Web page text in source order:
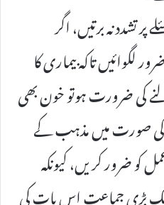
تشدد نہ برتیں، اگر
لگوائیں تاکہ بیماری کا
کی ضرورت ہوتو خون بھی
کی صورت میں مذہب کے
کو ضرور کریں، کیونکہ
بڑی جماعت اس بات کی